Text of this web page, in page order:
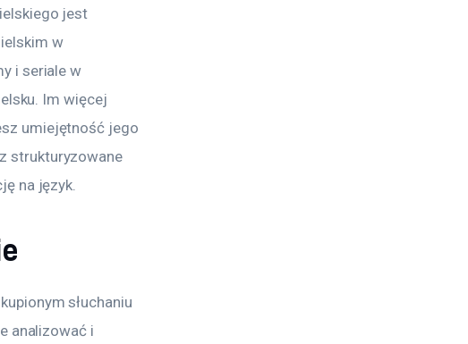
jest
w
i seriale w
Im więcej
umiejętność jego
strukturyzowane
na język.
słuchaniu
analizować i